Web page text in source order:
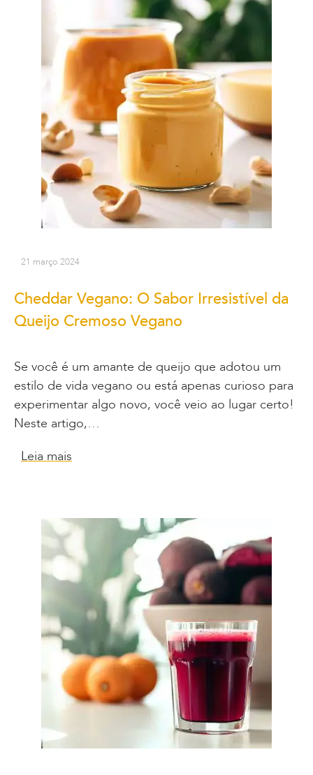
21 março 2024
Cheddar Vegano: O Sabor Irresistível da
Queijo Cremoso Vegano
Se você é um amante de queijo que adotou um
estilo de vida vegano ou está apenas curioso para
experimentar algo novo, você veio ao lugar certo!
Neste artigo,…
Leia mais